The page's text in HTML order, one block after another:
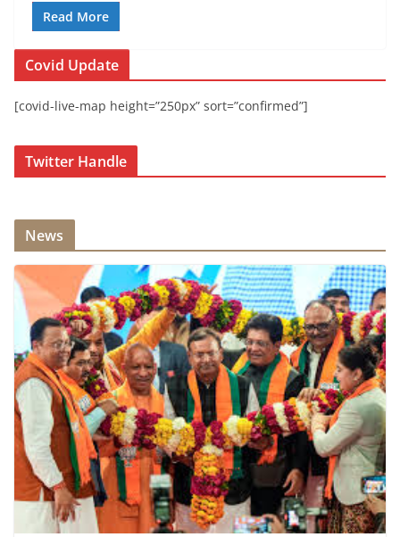
Read More
Covid Update
[covid-live-map height=”250px” sort=”confirmed”]
Twitter Handle
News